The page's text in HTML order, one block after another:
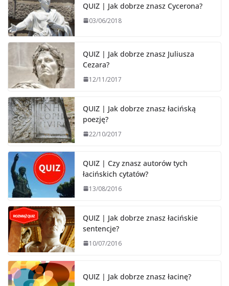
QUIZ | Jak dobrze znasz Cycerona?
03/06/2018
QUIZ | Jak dobrze znasz Juliusza
Cezara?
12/11/2017
QUIZ | Jak dobrze znasz łacińską
poezję?
22/10/2017
QUIZ | Czy znasz autorów tych
łacińskich cytatów?
13/08/2016
QUIZ | Jak dobrze znasz łacińskie
sentencje?
10/07/2016
QUIZ | Jak dobrze znasz łacinę?